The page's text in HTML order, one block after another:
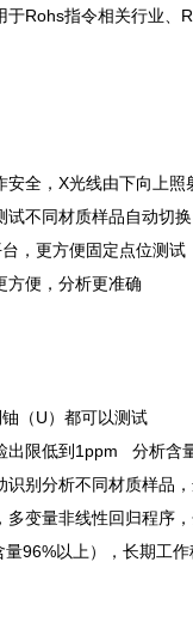
于Rohs指令相关行业
安全，X光线由下向上
试不同材质样品自动切
，更方便固定点位测试
方便，分析更准确
（U）都可以测试
出限低到1ppm 分析含
别分析不同材质样品
多变量非线性回归程序
96%以上），长期工